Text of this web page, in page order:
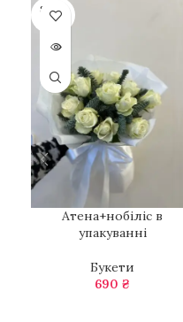
SOLD
OUT
Атена+нобіліс в
упакуванні
Букети
690 ₴